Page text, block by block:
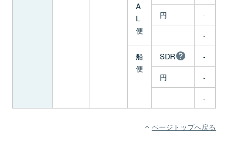
A
L
便
円
-
-
船
便
SDR
-
円
-
-
ページトップへ戻る